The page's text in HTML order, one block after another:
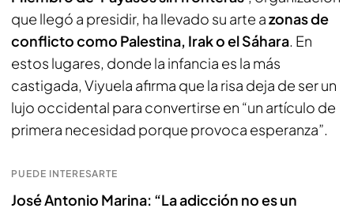
que llegó a presidir, ha llevado su arte azonas de
conflicto como Palestina, Irak o el Sáhara. En
estos lugares, donde la infancia es la más
castigada, Viyuela afirma que la risa deja de ser un
lujo occidental para convertirse en “un artículo de
primera necesidad porque provoca esperanza”.
PUEDE INTERESARTE
José Antonio Marina: “La adicción no es un